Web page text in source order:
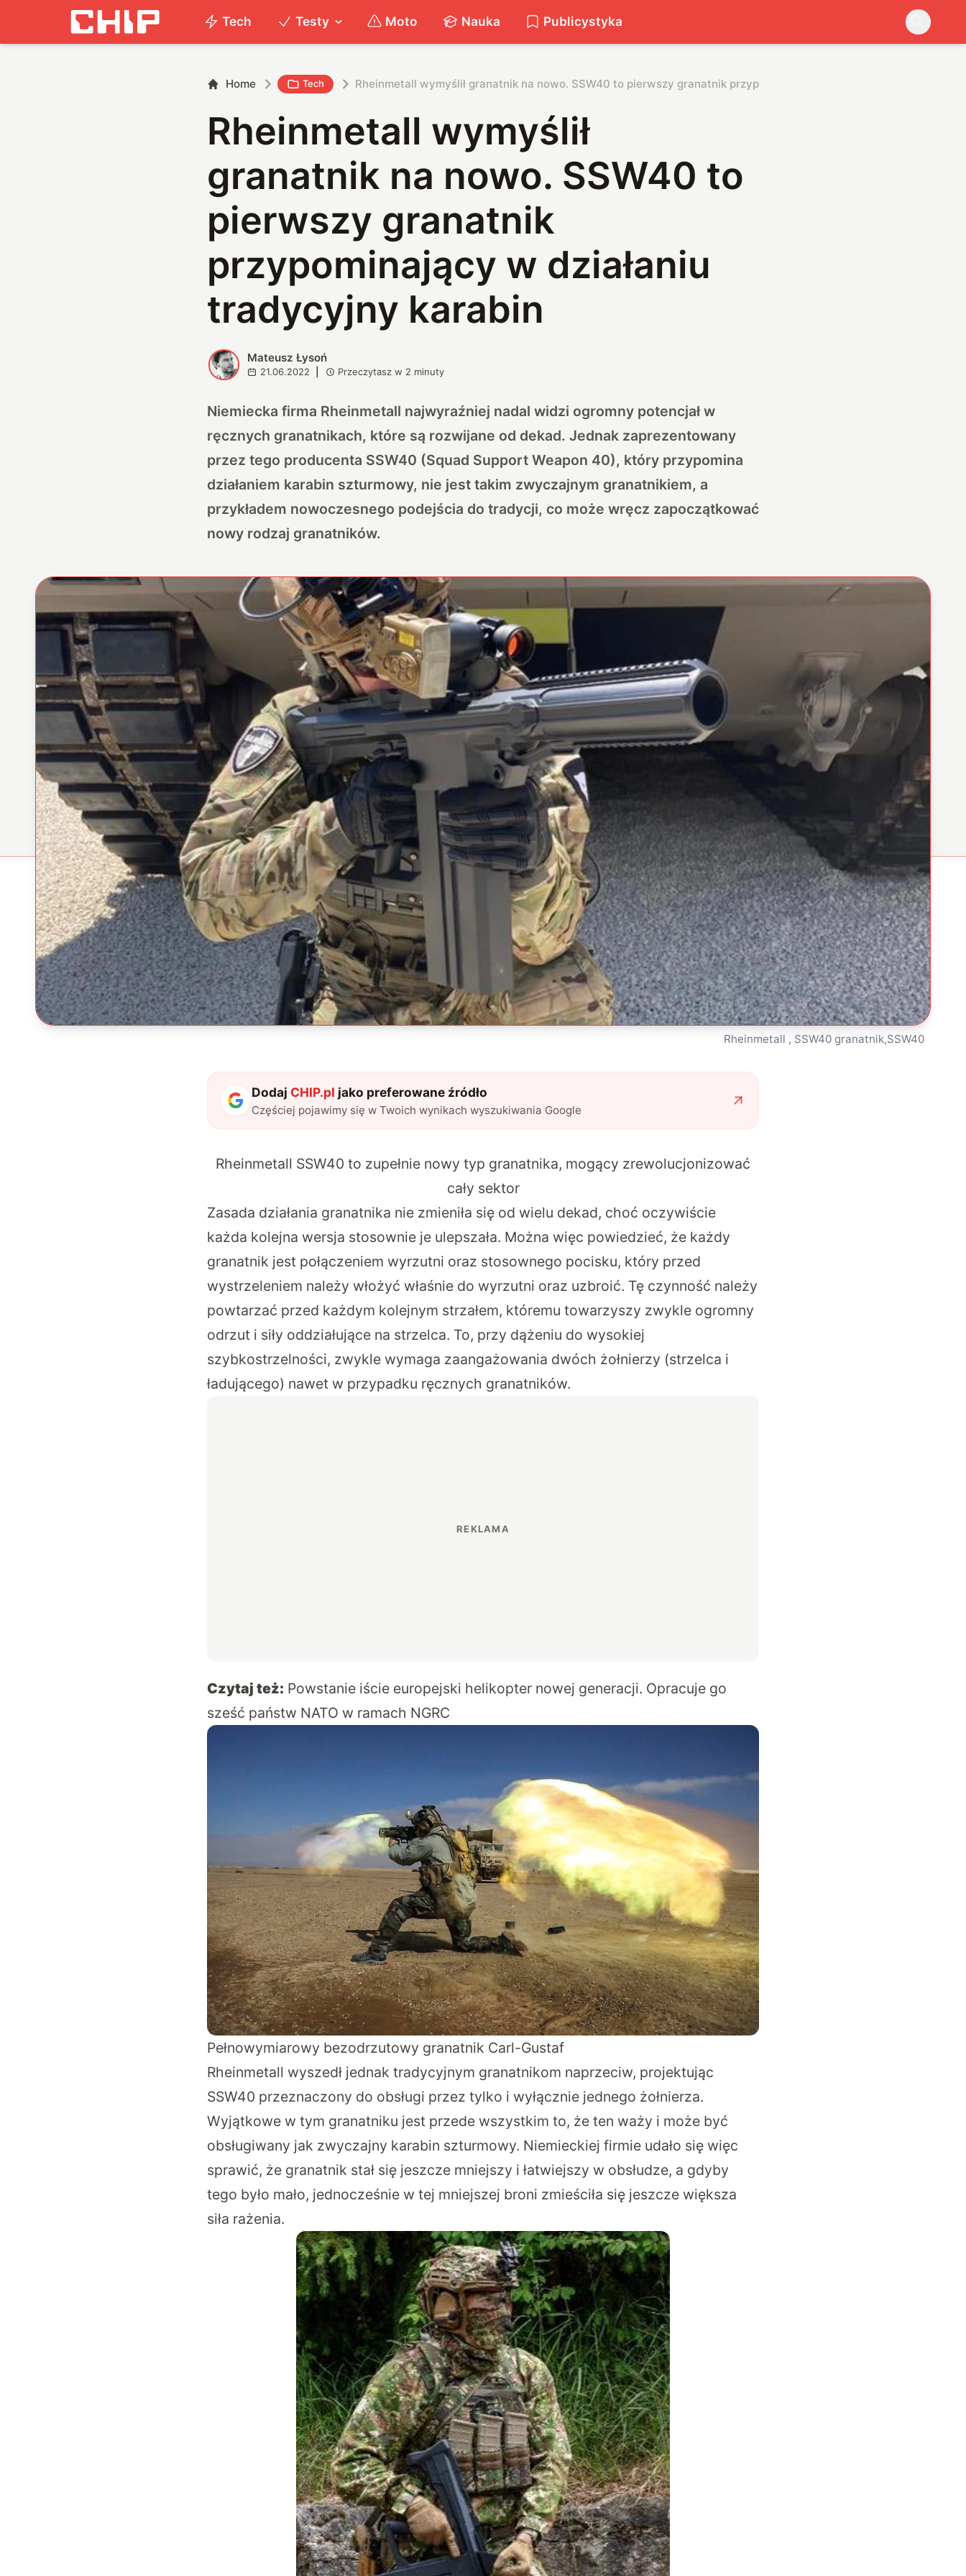
Tech Testy Moto Nauka Publicystyka
Home Tech Rheinmetall wymyślił granatnik na nowo. SSW40 to pierwszy granatnik przypominający w działaniu tradycyjny
Rheinmetall wymyślił
granatnik na nowo. SSW40 to
pierwszy granatnik
przypominający w działaniu
tradycyjny karabin
M Mateusz Łysoń
21.06.2022 Przeczytasz w 2 minuty
Niemiecka firma Rheinmetall najwyraźniej nadal widzi ogromny potencjał w
ręcznych granatnikach, które są rozwijane od dekad. Jednak zaprezentowany
przez tego producenta SSW40 (Squad Support Weapon 40), który przypomina
działaniem karabin szturmowy, nie jest takim zwyczajnym granatnikiem, a
przykładem nowoczesnego podejścia do tradycji, co może wręcz zapoczątkować
nowy rodzaj granatników.
Rheinmetall , SSW40 granatnik,SSW40
Dodaj CHIP.pl jako preferowane źródło
Częściej pojawimy się w Twoich wynikach wyszukiwania Google
Rheinmetall SSW40 to zupełnie nowy typ granatnika, mogący zrewolucjonizować
cały sektor
Zasada działania granatnika nie zmieniła się od wielu dekad, choć oczywiście
każda kolejna wersja stosownie je ulepszała. Można więc powiedzieć, że każdy
granatnik jest połączeniem wyrzutni oraz stosownego pocisku, który przed
wystrzeleniem należy włożyć właśnie do wyrzutni oraz uzbroić. Tę czynność należy
powtarzać przed każdym kolejnym strzałem, któremu towarzyszy zwykle ogromny
odrzut i siły oddziałujące na strzelca. To, przy dążeniu do wysokiej
szybkostrzelności, zwykle wymaga zaangażowania dwóch żołnierzy (strzelca i
ładującego) nawet w przypadku ręcznych granatników.
Czytaj też: Powstanie iście europejski helikopter nowej generacji. Opracuje go
sześć państw NATO w ramach NGRC
Pełnowymiarowy bezodrzutowy granatnik Carl-Gustaf
Rheinmetall wyszedł jednak tradycyjnym granatnikom naprzeciw, projektując
SSW40 przeznaczony do obsługi przez tylko i wyłącznie jednego żołnierza.
Wyjątkowe w tym granatniku jest przede wszystkim to, że ten waży i może być
obsługiwany jak zwyczajny karabin szturmowy. Niemieckiej firmie udało się więc
sprawić, że granatnik stał się jeszcze mniejszy i łatwiejszy w obsłudze, a gdyby
tego było mało, jednocześnie w tej mniejszej broni zmieściła się jeszcze większa
siła rażenia.